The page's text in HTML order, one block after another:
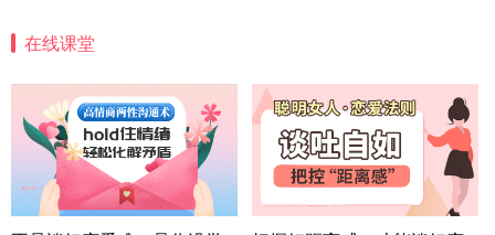
方案
上海-浦东 177****9074
56分钟前
微信用户 Liberty 通过此页面咨询，已获得专属情感
方案
广东-广州 188****5632
12分钟前
微信用户 司马锘 通过此页面咨询，已获得专属情感
在线课堂